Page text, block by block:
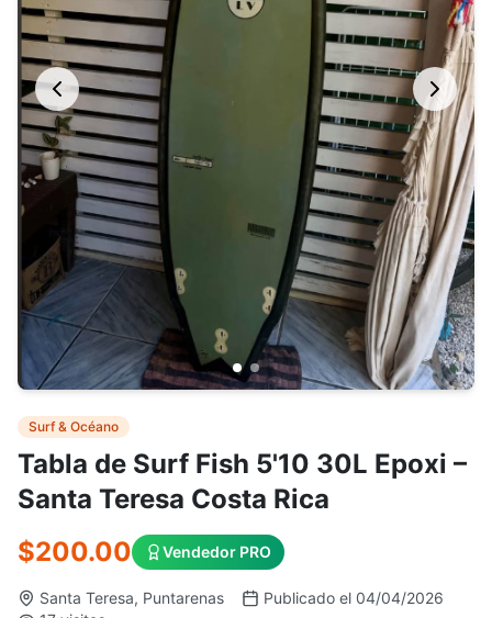
Tabla de Surf Fish 5'10 30L Epoxi –
Santa Teresa Costa Rica
Surf & Océano
$200.00 Vendedor PRO
Santa Teresa, Puntarenas
Publicado el 04/04/2026